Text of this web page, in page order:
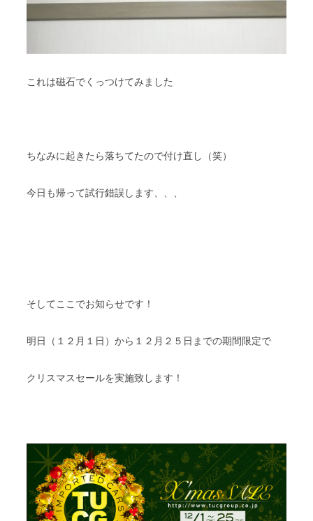
これは磁石でくっつけてみました
ちなみに起きたら落ちてたので付け直し（笑）
今日も帰って試行錯誤します、、、
そしてここでお知らせです！
明日（１２月１日）から１２月２５日までの期間限定で
クリスマスセールを実施致します！